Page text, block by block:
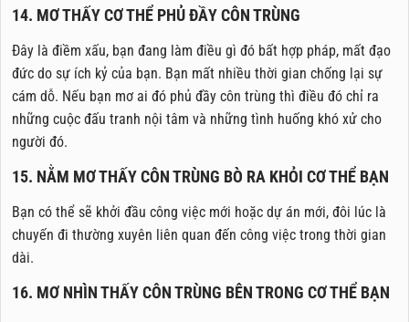
14. MƠ THẤY CƠ THỂ PHỦ ĐẦY CÔN TRÙNG
Đây là điềm xấu, bạn đang làm điều gì đó bất hợp pháp, mất đạo
đức do sự ích kỷ của bạn. Bạn mất nhiều thời gian chống lại sự
cám dỗ. Nếu bạn mơ ai đó phủ đầy côn trùng thì điều đó chỉ ra
những cuộc đấu tranh nội tâm và những tình huống khó xử cho
người đó.
15. NẰM MƠ THẤY CÔN TRÙNG BÒ RA KHỎI CƠ THỂ BẠN
Bạn có thể sẽ khởi đầu công việc mới hoặc dự án mới, đôi lúc là
chuyến đi thường xuyên liên quan đến công việc trong thời gian
dài.
16. MƠ NHÌN THẤY CÔN TRÙNG BÊN TRONG CƠ THỂ BẠN